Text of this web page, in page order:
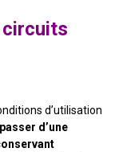
circuits
d’utilisation
d’une